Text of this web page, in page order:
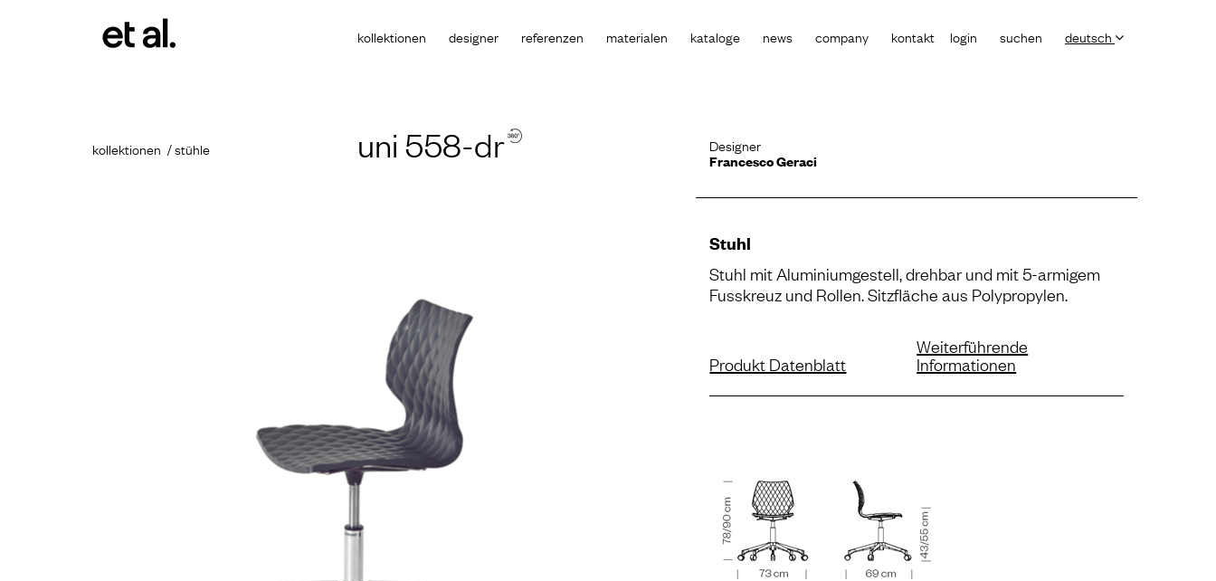
login suchen deutsch
kollektionen designer referenzen materialen kataloge news company kontakt
kollektionen stühle uni 558-dr Designer
Francesco Geraci
Stuhl
Stuhl mit Aluminiumgestell, drehbar und mit 5-armigem
Fusskreuz und Rollen. Sitzfläche aus Polypropylen.
Produkt Datenblatt
Weiterführende
Informationen